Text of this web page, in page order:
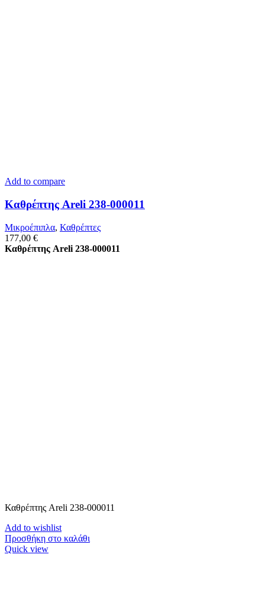
Add to compare
Καθρέπτης Areli 238-000011
Μικροέπιπλα, Καθρέπτες
177,00 €
Καθρέπτης Areli 238-000011
Καθρέπτης Areli 238-000011
Add to wishlist
Προσθήκη στο καλάθι
Quick view